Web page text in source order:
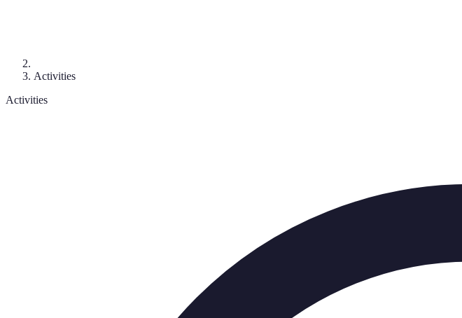
Activities
Activities